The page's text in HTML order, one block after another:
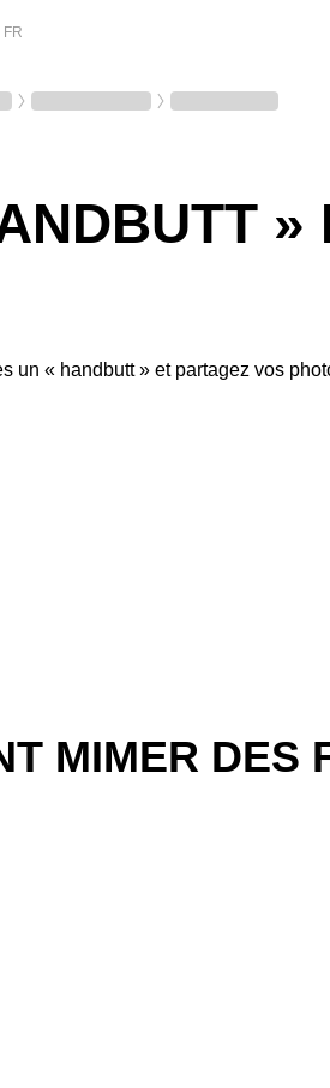
FR
»
un « handbutt » et partagez vos
MIMER DES